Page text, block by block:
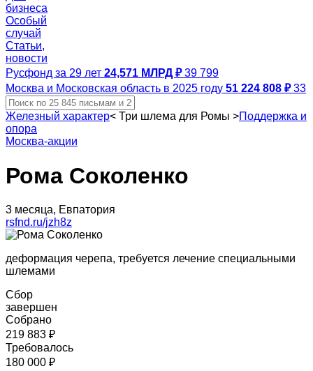
бизнеса
Особый
случай
Статьи,
новости
Русфонд за 29 лет 24,571 МЛРД ₽ 39 799
Москва и Московская область в 2025 году 51 224 808 ₽ 33
Железный характер< Три шлема для Ромы >Поддержка и
опора
Москва-акции
Рома Соколенко
3 месяца, Евпатория
rsfnd.ru/jzh8z
деформация черепа, требуется лечение специальными
шлемами
Сбор
завершен
Собрано
219 883 ₽
Требовалось
180 000 ₽